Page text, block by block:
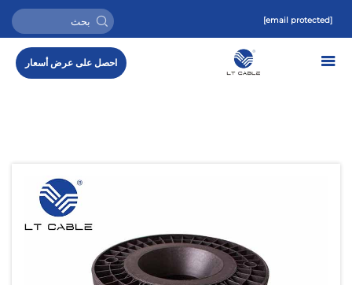
[email protected]
احصل على عرض أسعار